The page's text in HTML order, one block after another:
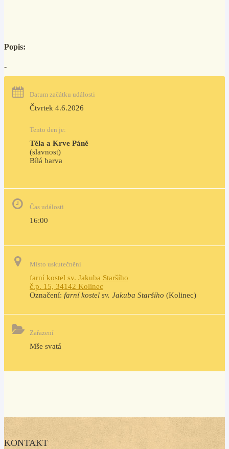
Popis:
-
Datum začátku události
Čtvrtek 4.6.2026
Tento den je:
Těla a Krve Páně
(slavnost)
Bílá barva
Čas události
16:00
Místo uskutečnění
farní kostel sv. Jakuba Staršího
č.p. 15, 34142 Kolinec
Označení: farní kostel sv. Jakuba Staršího (Kolinec)
Zařazení
Mše svatá
KONTAKT